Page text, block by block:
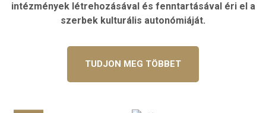
intézmények létrehozásával és fenntartásával éri el a
szerbek kulturális autonómiáját.
TUDJON MEG TÖBBET